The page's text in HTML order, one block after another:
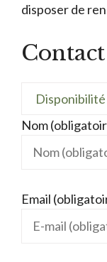
disposer de
Nom
Email